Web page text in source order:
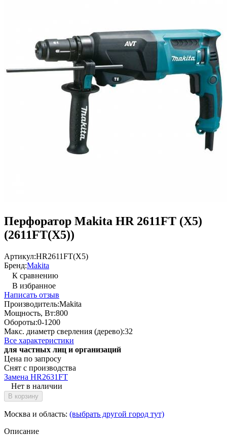
Перфоратор Makita HR 2611FT (X5)
(2611FT(X5))
Артикул:HR2611FT(X5)
Бренд:Makita
К сравнению
В избранное
Написать отзыв
Производитель:Makita
Мощность, Вт:800
Обороты:0-1200
Макс. диаметр сверления (дерево):32
Все характеристики
для частных лиц и организаций
Цена по запросу
Снят с производства
Замена HR2631FT
Нет в наличии
В корзину
Москва и область: (выбрать другой город тут)
Описание